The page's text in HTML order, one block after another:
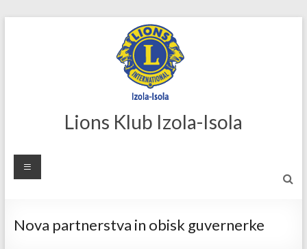
Lions Klub Izola-Isola
Nova partnerstva in obisk guvernerke